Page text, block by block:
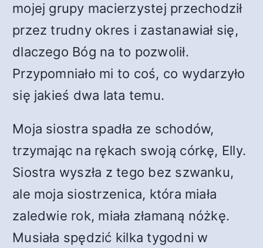
mojej grupy macierzystej przechodził
przez trudny okres i zastanawiał się,
dlaczego Bóg na to pozwolił.
Przypomniało mi to coś, co wydarzyło
się jakieś dwa lata temu.
Moja siostra spadła ze schodów,
trzymając na rękach swoją córkę, Elly.
Siostra wyszła z tego bez szwanku,
ale moja siostrzenica, która miała
zaledwie rok, miała złamaną nóżkę.
Musiała spędzić kilka tygodni w